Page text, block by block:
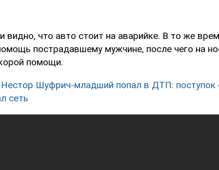
видно, что авто стоит на аварийке. В то же
пострадавшему мужчине, после чего на
помощи.
Нестор Шуфрич-младший попал в ДТП: поступок
сеть